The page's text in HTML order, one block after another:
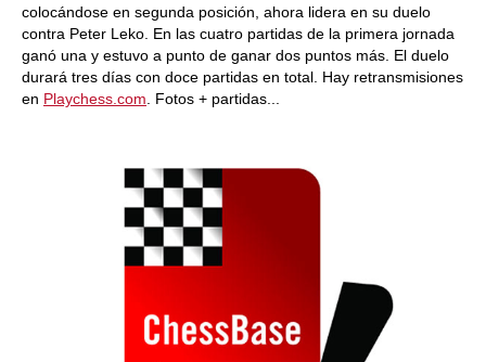
colocándose en segunda posición, ahora lidera en su duelo
contra Peter Leko. En las cuatro partidas de la primera jornada
ganó una y estuvo a punto de ganar dos puntos más. El duelo
durará tres días con doce partidas en total. Hay retransmisiones
en Playchess.com . Fotos + partidas...